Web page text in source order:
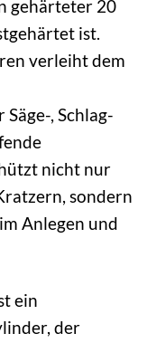
gehärteter 20
ist.
verleiht dem
, Schlag-
nicht nur
sondern
Anlegen und
ein
der